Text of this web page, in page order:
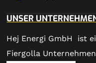
UNSER
Hej Energi GmbH ist
Fiergolla